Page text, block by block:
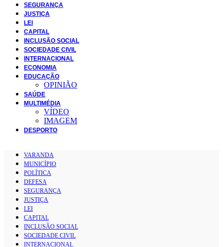
SEGURANÇA
JUSTIÇA
LEI
CAPITAL
INCLUSÃO SOCIAL
SOCIEDADE CIVIL
INTERNACIONAL
ECONOMIA
EDUCAÇÃO
OPINIÃO
SAÚDE
MULTIMÉDIA
VÍDEO
IMAGEM
DESPORTO
VARANDA
MUNICÍPIO
POLÍTICA
DEFESA
SEGURANÇA
JUSTIÇA
LEI
CAPITAL
INCLUSÃO SOCIAL
SOCIEDADE CIVIL
INTERNACIONAL